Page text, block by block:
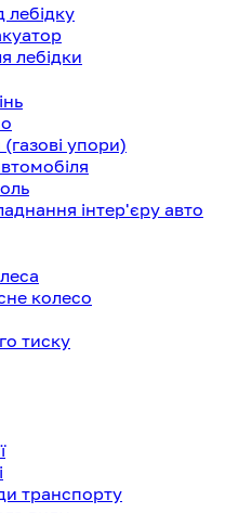
лебідку
лебідки
упори)
інтер'єру авто
колесо
тиску
транспорту